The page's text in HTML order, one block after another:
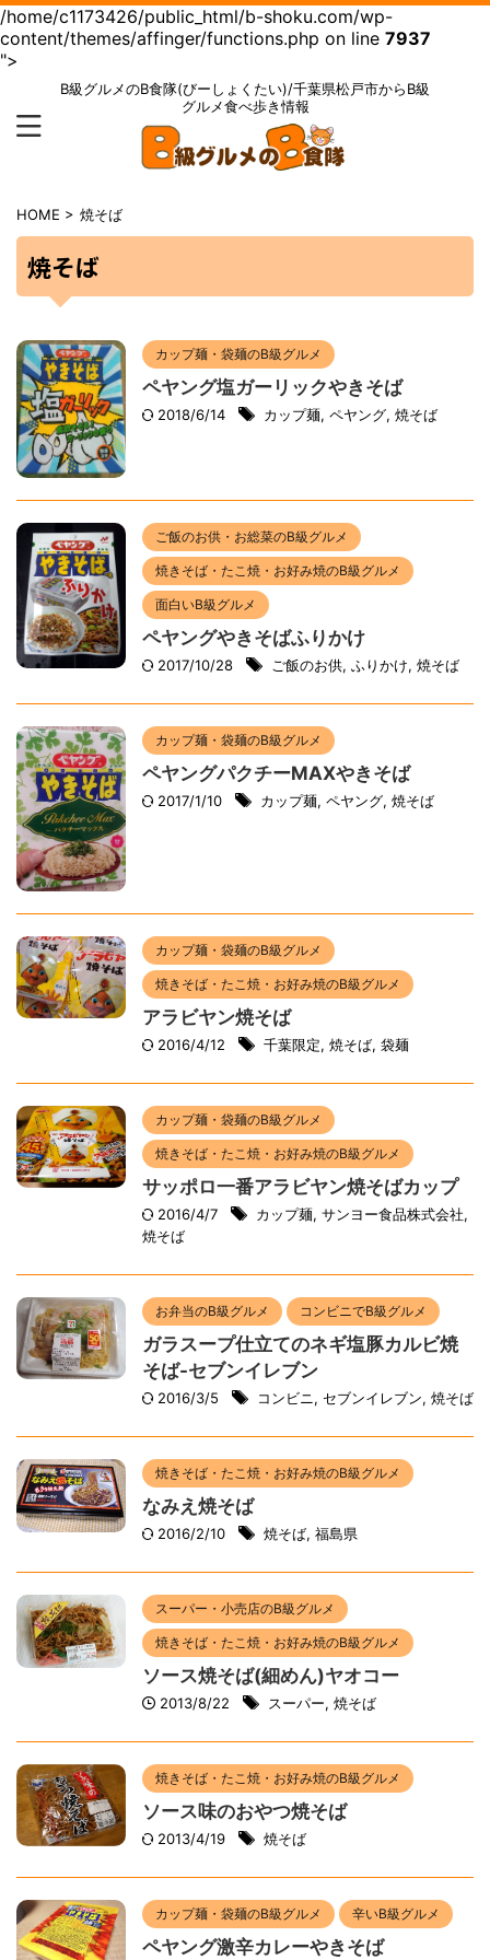
/home/c1173426/public_html/b-shoku.com/wp-
content/themes/affinger/functions.php on line 7937
">
B級グルメのB食隊(びーしょくたい)/千葉県松戸市からB級
グルメ食べ歩き情報
HOME > 焼そば
焼そば
カップ麺・袋麺のB級グルメ
ペヤング塩ガーリックやきそば
2018/6/14 カップ麺, ペヤング, 焼そば
ご飯のお供・お総菜のB級グルメ
焼きそば・たこ焼・お好み焼のB級グルメ
面白いB級グルメ
ペヤングやきそばふりかけ
2017/10/28 ご飯のお供, ふりかけ, 焼そば
カップ麺・袋麺のB級グルメ
ペヤングパクチーMAXやきそば
2017/1/10 カップ麺, ペヤング, 焼そば
カップ麺・袋麺のB級グルメ
焼きそば・たこ焼・お好み焼のB級グルメ
アラビヤン焼そば
2016/4/12 千葉限定, 焼そば, 袋麺
カップ麺・袋麺のB級グルメ
焼きそば・たこ焼・お好み焼のB級グルメ
サッポロ一番アラビヤン焼そばカップ
2016/4/7 カップ麺, サンヨー食品株式会社,
焼そば
お弁当のB級グルメ コンビニでB級グルメ
ガラスープ仕立てのネギ塩豚カルビ焼
そば-セブンイレブン
2016/3/5 コンビニ , セブンイレブン, 焼そば
焼きそば・たこ焼・お好み焼のB級グルメ
なみえ焼そば
2016/2/10 焼そば, 福島県
スーパー・小売店のB級グルメ
焼きそば・たこ焼・お好み焼のB級グルメ
ソース焼そば(細めん)ヤオコー
2013/8/22 スーパー, 焼そば
焼きそば・たこ焼・お好み焼のB級グルメ
ソース味のおやつ焼そば
2013/4/19 焼そば
カップ麺・袋麺のB級グルメ 辛いB級グルメ
ペヤング激辛カレーやきそば